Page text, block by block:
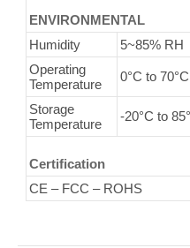
ENVIRONMENTAL
Humidity
5~85% RH
Operating
Temperature
0°C to
Storage
Temperature
-20°C to
Certification
CE – FCC – ROHS